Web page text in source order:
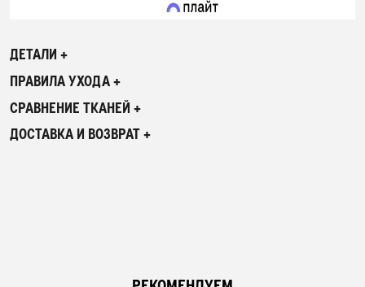
ДЕТАЛИ +
ПРАВИЛА УХОДА +
СРАВНЕНИЕ ТКАНЕЙ +
ДОСТАВКА И ВОЗВРАТ +